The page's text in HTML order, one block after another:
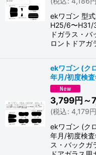
ekワゴン 型
H25/6〜H31/
ドガラス・
ロントドア
ekワゴン (ク
年月/初度検
3,799円～
(税込: 4,179円
ekワゴン (ク
年月/初度検
ス・バックガ